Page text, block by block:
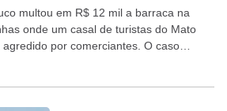
multou em R$ 12 mil a barraca na
onde um casal de turistas do Mato
por comerciantes. O caso